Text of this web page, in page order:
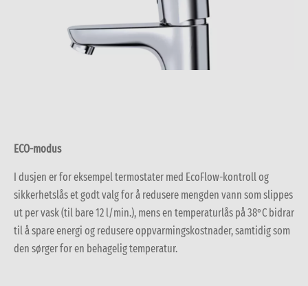
ECO-modus
I dusjen er for eksempel termostater med EcoFlow-kontrollog
sikkerhetslås et godt valg for å redusere mengden vann som slippes
ut per vask (til bare 12 l/min.), mens en temperaturlås på 38°C bidrar
til å spare energi og redusere oppvarmingskostnader, samtidig som
den sørger for en behagelig temperatur.